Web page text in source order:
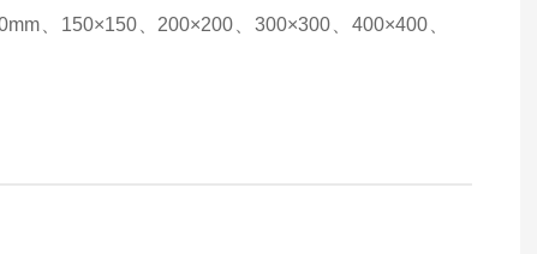
、150×150、200×200、300×300、400×400、